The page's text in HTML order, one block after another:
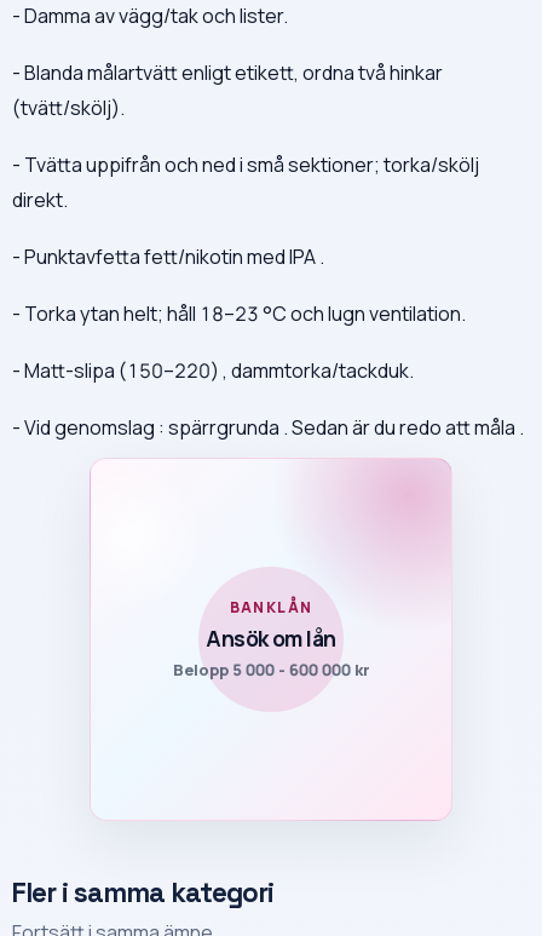
- Damma av vägg/tak och lister.
- Blanda målartvätt enligt etikett, ordna två hinkar
(tvätt/skölj).
- Tvätta uppifrån och ned i små sektioner; torka/skölj
direkt.
- Punktavfetta fett/nikotin med IPA .
- Torka ytan helt; håll 18–23 °C och lugn ventilation.
- Matt-slipa (150–220) , dammtorka/tackduk.
- Vid genomslag : spärrgrunda . Sedan är du redo att måla .
BANKLÅN
Ansök om lån
Belopp 5 000 - 600 000 kr
Fler i samma kategori